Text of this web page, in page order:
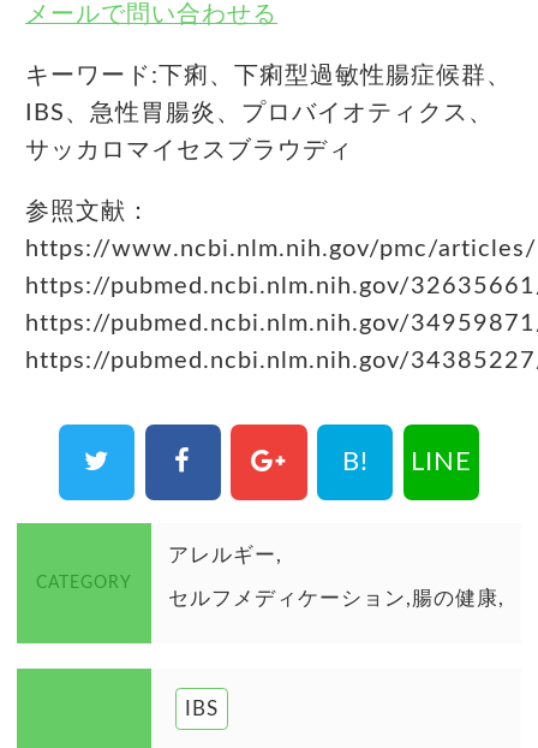
メールで問い合わせる
キーワード:下痢、下痢型過敏性腸症候群、
IBS、急性胃腸炎、プロバイオティクス、
サッカロマイセスブラウディ
参照文献：
https://www.ncbi.nlm.nih.gov/pmc/
https://pubmed.ncbi.nlm.nih.gov/
https://pubmed.ncbi.nlm.nih.gov/
https://pubmed.ncbi.nlm.nih.gov/
B! LINE
CATEGORY
アレルギー
セルフメディケーション 腸の健康
IBS